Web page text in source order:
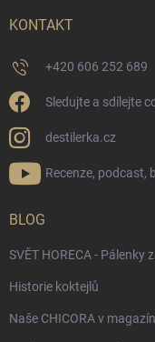
KONTAKT
+420 606 252 689
Sledujte a sdílejte
destilerka.cz
Recenze, podcast,
BLOG
SVĚT HORECA - Pálenky
Historie koktejlů
Naše CHICORA v